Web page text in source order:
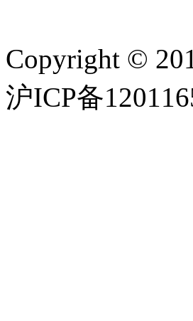
Copyright ©
沪ICP备